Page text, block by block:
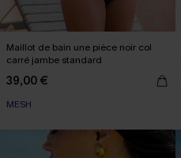
Maillot de bain une pièce noir col
carré jambe standard
39,00 €
MESH